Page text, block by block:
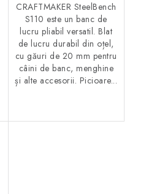
CRAFTMAKER SteelBench
S110 este un banc de
lucru pliabil versatil. Blat
de lucru durabil din oțel,
cu găuri de 20 mm pentru
câini de banc, menghine
și alte accesorii. Picioare...